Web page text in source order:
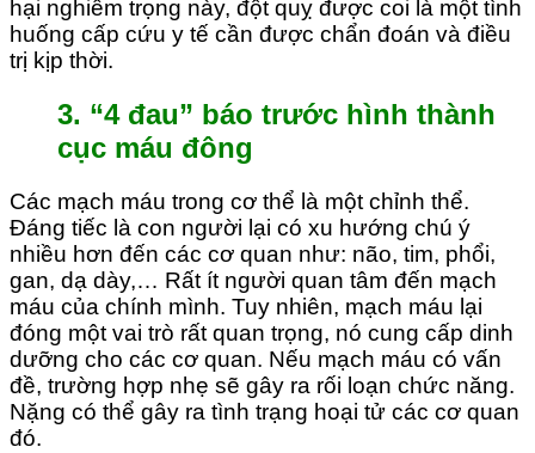
hại nghiêm trọng này, đột quỵ được coi là một tình
huống cấp cứu y tế cần được chẩn đoán và điều
trị kịp thời.
3. “4 đau” báo trước hình thành
cục máu đông
Các mạch máu trong cơ thể là một chỉnh thể.
Đáng tiếc là con người lại có xu hướng chú ý
nhiều hơn đến các cơ quan như: não, tim, phổi,
gan, dạ dày,… Rất ít người quan tâm đến mạch
máu của chính mình. Tuy nhiên, mạch máu lại
đóng một vai trò rất quan trọng, nó cung cấp dinh
dưỡng cho các cơ quan. Nếu mạch máu có vấn
đề, trường hợp nhẹ sẽ gây ra rối loạn chức năng.
Nặng có thể gây ra tình trạng hoại tử các cơ quan
đó.